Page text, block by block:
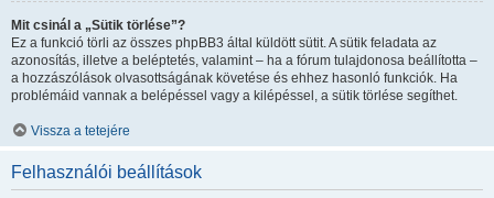
Mit csinál a „Sütik törlése”?
Ez a funkció törli az összes phpBB3 által küldött sütit. A sütik feladata az
azonosítás, illetve a beléptetés, valamint – ha a fórum tulajdonosa beállította –
a hozzászólások olvasottságának követése és ehhez hasonló funkciók. Ha
problémáid vannak a belépéssel vagy a kilépéssel, a sütik törlése segíthet.
Vissza a tetejére
Felhasználói beállítások